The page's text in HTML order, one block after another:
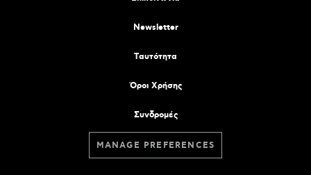
Newsletter
Tαυτότητα
Όροι Χρήσης
Συνδρομές
MANAGE PREFERENCES